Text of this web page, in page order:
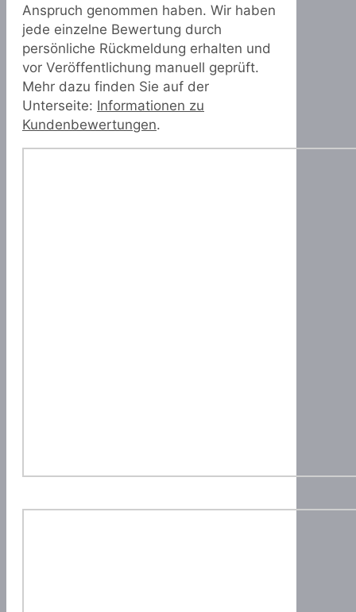
Anspruch genommen haben. Wir haben
jede einzelne Bewertung durch
persönliche Rückmeldung erhalten und
vor Veröffentlichung manuell geprüft.
Mehr dazu finden Sie auf der
Unterseite: Informationen zu
Kundenbewertungen.